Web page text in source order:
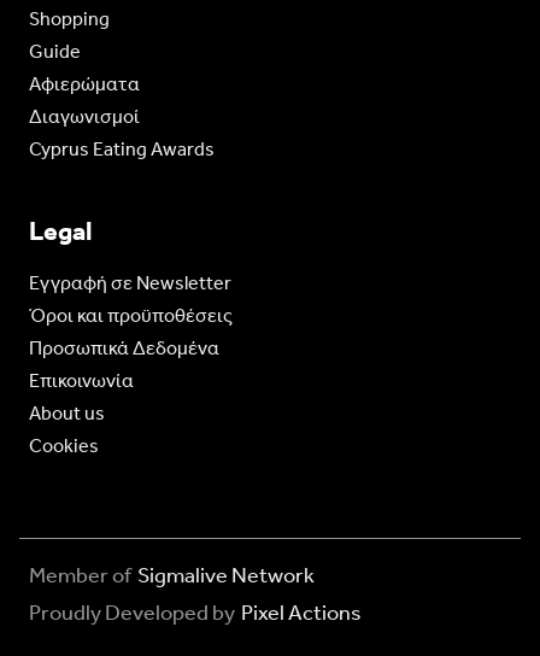
Shopping
Guide
Aφιερώματα
Διαγωνισμοί
Cyprus Eating Awards
Legal
Eγγραφή σε Newsletter
Όροι και προϋποθέσεις
Προσωπικά Δεδομένα
Επικοινωνία
About us
Cookies
Member of Sigmalive Network
Proudly Developed by Pixel Actions